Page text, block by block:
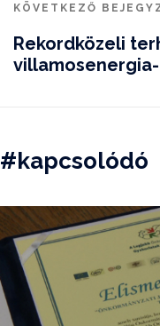
KÖVETKEZŐ
Rekordközeli
#kapcsolódó